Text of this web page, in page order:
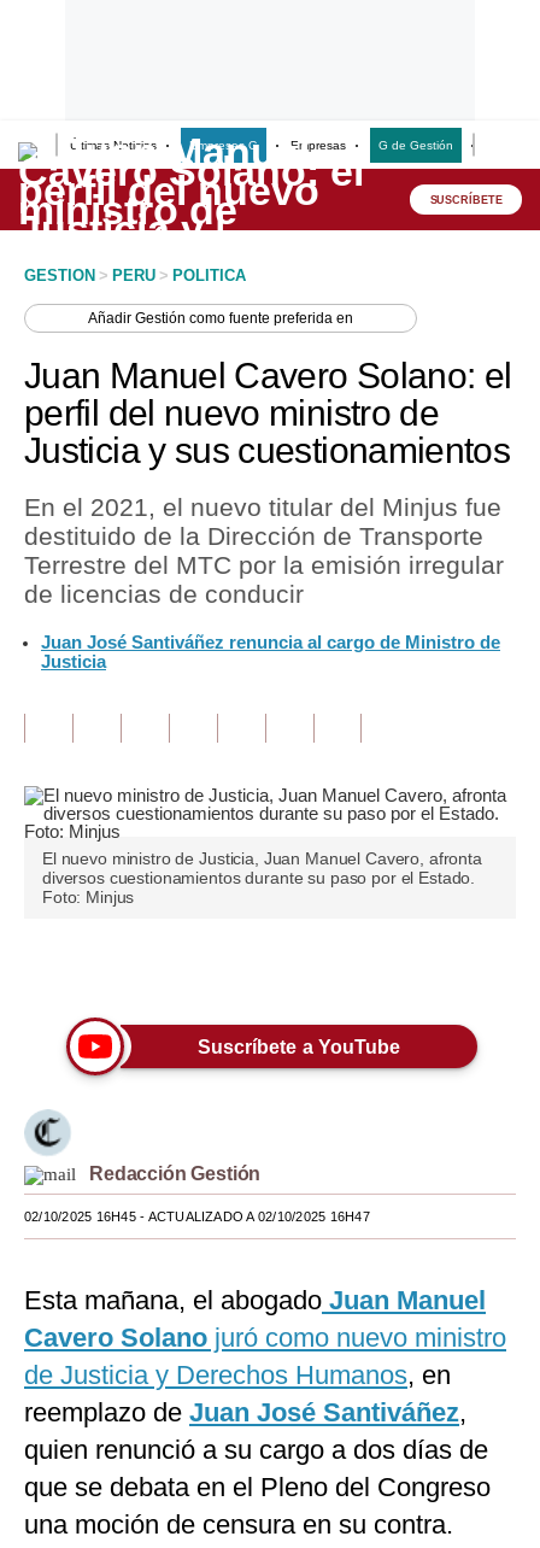
Últimas Noticias Empresas G Empresas G de Gestión
Lo último
Peru Quiosco
Economía
Mercados
Política
Tu Dinero
Finanzas Personales
Editorial
Pregunta de hoy
Lujo
Viajes
Moda
Estilos
Mundo
México
España
Internacional
Tecnología
Club del Suscriptor
SUSCRÍBETE
GESTION > PERU > POLITICA
AñadirGestión como fuente preferida en
Juan Manuel Cavero Solano: el
perfil del nuevo ministro de
Justicia y sus cuestionamientos
En el 2021, el nuevo titular del Minjus fue
destituido de la Dirección de Transporte
Terrestre del MTC por la emisión irregular
de licencias de conducir
Juan José Santiváñez renuncia al cargo de Ministro de
Justicia
El nuevo ministro de Justicia, Juan Manuel Cavero, afronta
diversos cuestionamientos durante su paso por el Estado.
Foto: Minjus
Suscríbete a YouTube
Redacción Gestión
02/10/2025 16H45- ACTUALIZADO A 02/10/2025 16H47
Esta mañana, el abogado Juan Manuel
Cavero Solano juró como nuevo ministro
de Justicia y Derechos Humanos, en
reemplazo de Juan José Santiváñez,
quien renunció a su cargo a dos días de
que se debata en el Pleno del Congreso
una moción de censura en su contra.